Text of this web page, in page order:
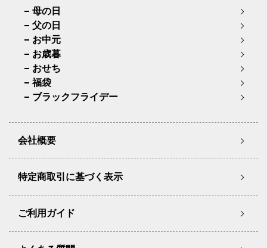
母の日
父の日
お中元
お歳暮
おせち
福袋
ブラックフライデー
会社概要
特定商取引に基づく表示
ご利用ガイド